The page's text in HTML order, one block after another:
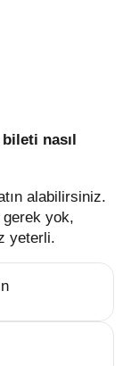
alabilirsiniz.
gerek yok,
yeterli.